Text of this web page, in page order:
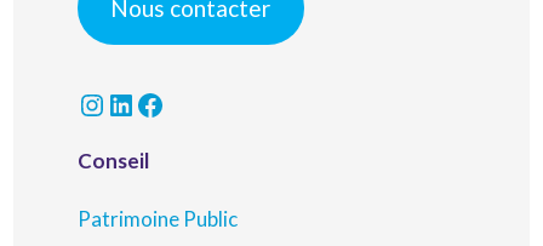
Nous contacter
Instagram LinkedIn Facebook
Conseil
Patrimoine Public